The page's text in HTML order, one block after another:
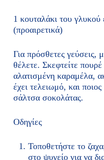
1 κουταλάκι του γλυκού
(προαιρετικά)
Για πρόσθετες γεύσεις,
θέλετε. Σκεφτείτε
αλατισμένη καραμέλα,
έχει τελειωμό, και
σάλτσα σοκολάτας.
Οδηγίες
Τοποθετήστε το
στο ψυγείο για να